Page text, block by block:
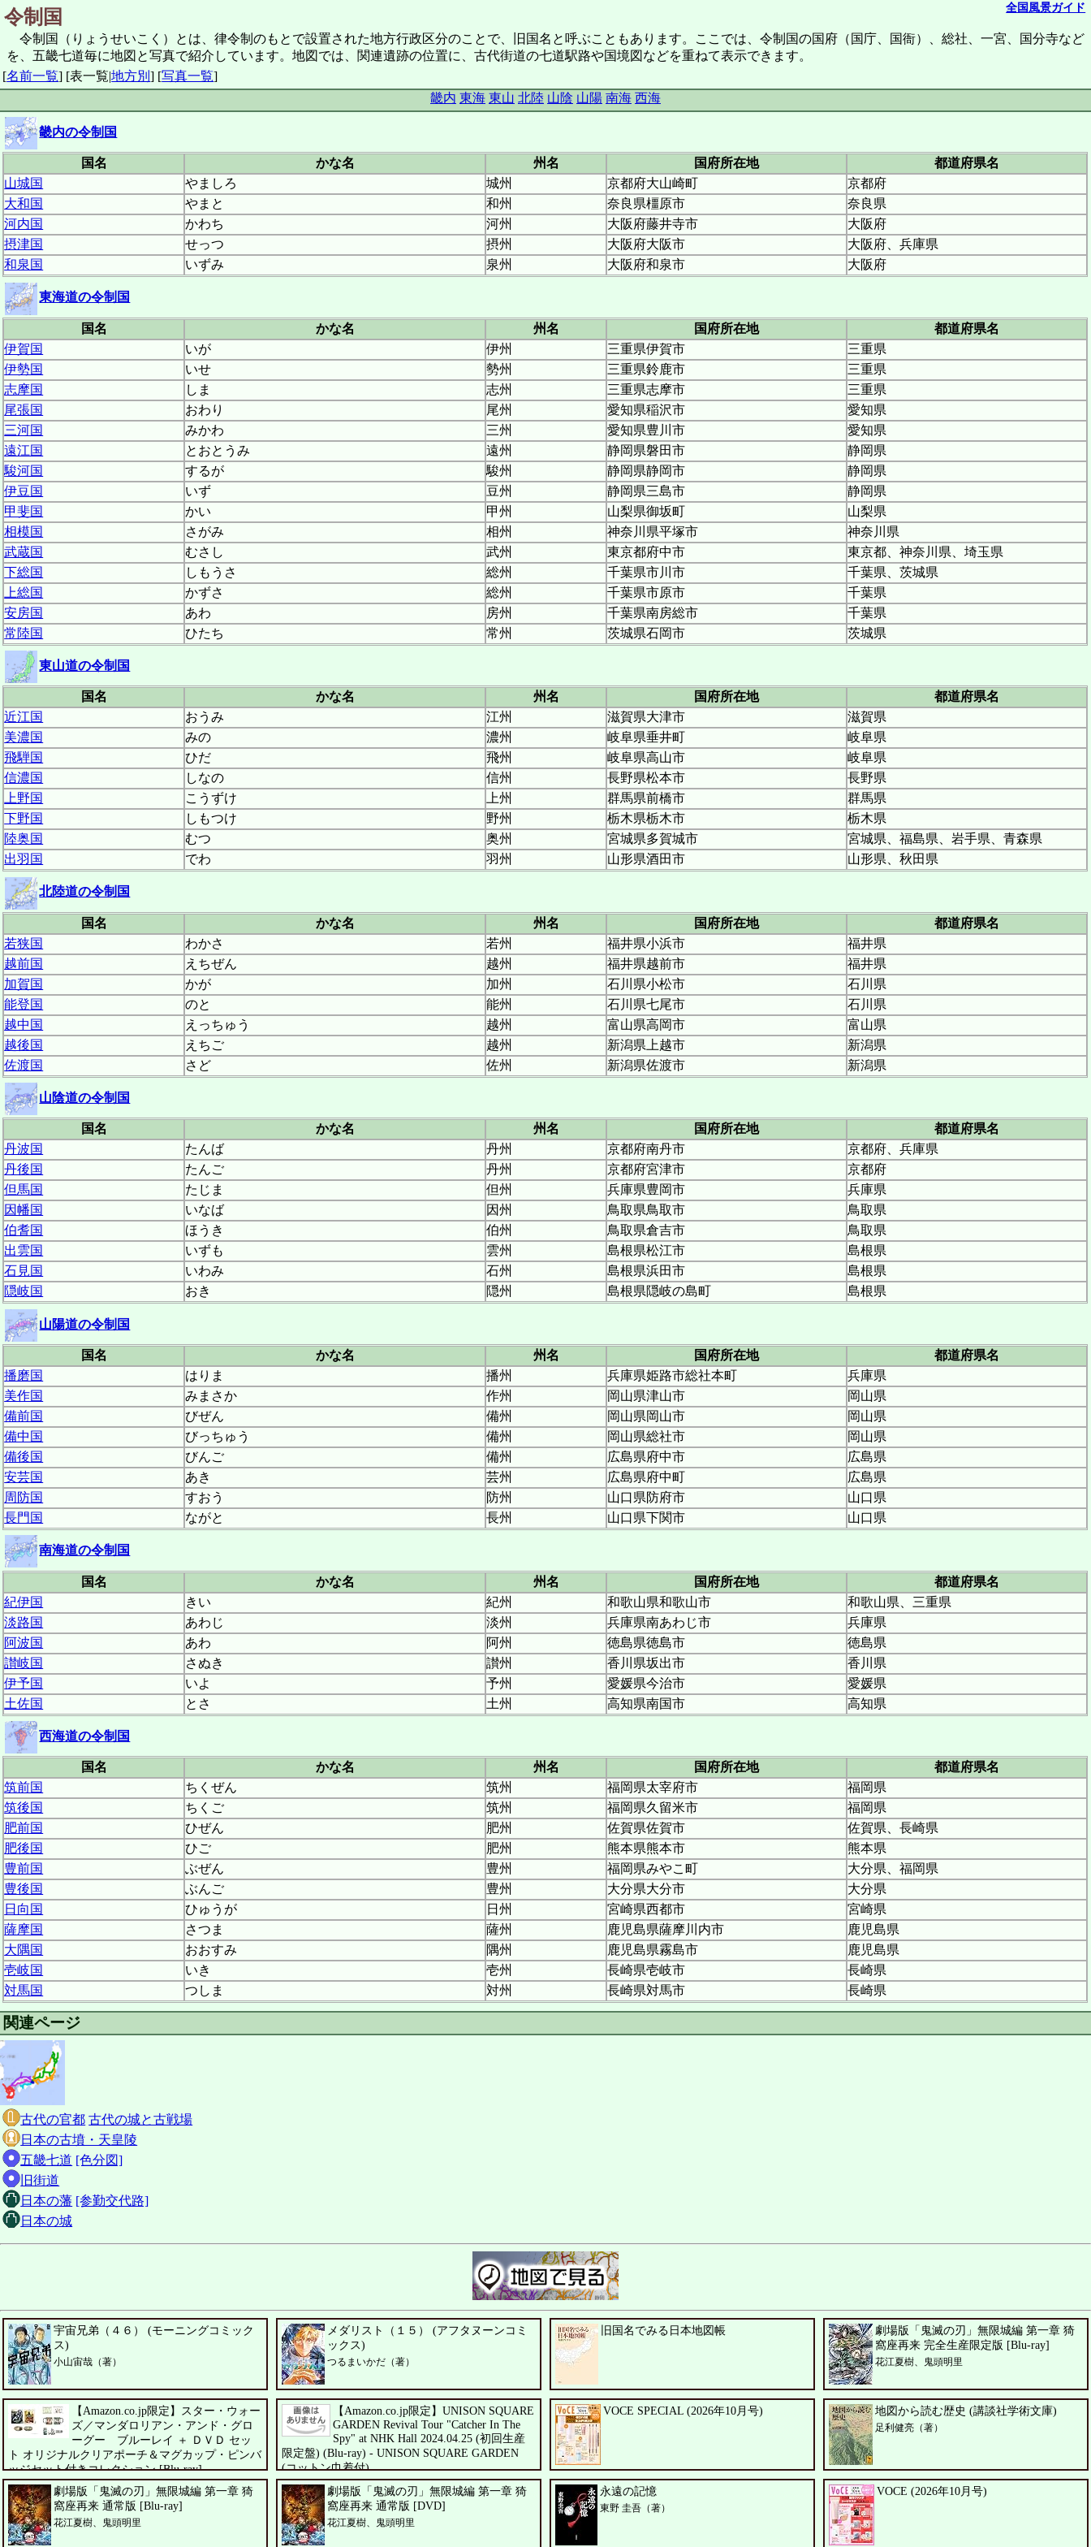
全国風景ガイド
令制国
令制国（りょうせいこく）とは、律令制のもとで設置された地方行政区分のことで、旧国名と呼ぶこともあります。ここでは、令制国の国府（国庁、国衙）、総社、一宮、国分寺など
を、五畿七道毎に地図と写真で紹介しています。地図では、関連遺跡の位置に、古代街道の七道駅路や国境図などを重ねて表示できます。
[名前一覧] [表一覧|地方別] [写真一覧]
畿内 東海 東山 北陸 山陰 山陽 南海 西海
畿内の令制国
国名 かな名 州名 国府所在地
都道府県名
山城国
やましろ 城州 京都府大山崎町
京都府
大和国
やまと 和州 奈良県橿原市
奈良県
河内国
かわち 河州 大阪府藤井寺市
大阪府
摂津国
せっつ 摂州 大阪府大阪市
大阪府、兵庫県
和泉国
いずみ 泉州 大阪府和泉市 大阪府
東海道の令制国
国名 かな名 州名 国府所在地
都道府県名
伊賀国
いが 伊州 三重県伊賀市
三重県
伊勢国
いせ 勢州 三重県鈴鹿市
三重県
志摩国
しま 志州 三重県志摩市
三重県
尾張国
おわり 尾州 愛知県稲沢市
愛知県
三河国
みかわ 三州 愛知県豊川市
愛知県
遠江国
とおとうみ 遠州 静岡県磐田市
静岡県
駿河国
するが 駿州 静岡県静岡市
静岡県
伊豆国
いず 豆州 静岡県三島市
静岡県
甲斐国
かい 甲州 山梨県御坂町
山梨県
相模国
さがみ 相州 神奈川県平塚市
神奈川県
武蔵国
むさし 武州 東京都府中市
東京都、神奈川県、埼玉県
下総国
しもうさ 総州 千葉県市川市
千葉県、茨城県
上総国
かずさ 総州 千葉県市原市
千葉県
安房国
あわ 房州 千葉県南房総市
千葉県
常陸国
ひたち 常州 茨城県石岡市 茨城県
東山道の令制国
国名 かな名 州名 国府所在地
都道府県名
近江国
おうみ 江州 滋賀県大津市
滋賀県
美濃国
みの 濃州 岐阜県垂井町
岐阜県
飛騨国
ひだ 飛州 岐阜県高山市
岐阜県
信濃国
しなの 信州 長野県松本市
長野県
上野国
こうずけ 上州 群馬県前橋市
群馬県
下野国
しもつけ 野州 栃木県栃木市
栃木県
陸奥国
むつ 奥州 宮城県多賀城市
宮城県、福島県、岩手県、青森県
出羽国
でわ 羽州 山形県酒田市 山形県、秋田県
北陸道の令制国
国名 かな名 州名 国府所在地
都道府県名
若狭国
わかさ 若州 福井県小浜市
福井県
越前国
えちぜん 越州 福井県越前市
福井県
加賀国
かが 加州 石川県小松市
石川県
能登国
のと 能州 石川県七尾市
石川県
越中国
えっちゅう 越州 富山県高岡市
富山県
越後国
えちご 越州 新潟県上越市
新潟県
佐渡国
さど 佐州 新潟県佐渡市 新潟県
山陰道の令制国
国名 かな名 州名 国府所在地
都道府県名
丹波国
たんば 丹州 京都府南丹市
京都府、兵庫県
丹後国
たんご 丹州 京都府宮津市
京都府
但馬国
たじま 但州 兵庫県豊岡市
兵庫県
因幡国
いなば 因州 鳥取県鳥取市
鳥取県
伯耆国
ほうき 伯州 鳥取県倉吉市
鳥取県
出雲国
いずも 雲州 島根県松江市
島根県
石見国
いわみ 石州 島根県浜田市
島根県
隠岐国
おき 隠州 島根県隠岐の島町 島根県
山陽道の令制国
国名 かな名 州名 国府所在地
都道府県名
播磨国
はりま 播州 兵庫県姫路市総社本町
兵庫県
美作国
みまさか 作州 岡山県津山市
岡山県
備前国
びぜん 備州 岡山県岡山市
岡山県
備中国
びっちゅう 備州 岡山県総社市
岡山県
備後国
びんご 備州 広島県府中市
広島県
安芸国
あき 芸州 広島県府中町
広島県
周防国
すおう 防州 山口県防府市
山口県
長門国
ながと 長州 山口県下関市 山口県
南海道の令制国
国名 かな名 州名 国府所在地
都道府県名
紀伊国
きい 紀州 和歌山県和歌山市
和歌山県、三重県
淡路国
あわじ 淡州 兵庫県南あわじ市
兵庫県
阿波国
あわ 阿州 徳島県徳島市
徳島県
讃岐国
さぬき 讃州 香川県坂出市
香川県
伊予国
いよ 予州 愛媛県今治市
愛媛県
土佐国
とさ 土州 高知県南国市 高知県
西海道の令制国
国名 かな名 州名 国府所在地
都道府県名
筑前国
ちくぜん 筑州 福岡県太宰府市
福岡県
筑後国
ちくご 筑州 福岡県久留米市
福岡県
肥前国
ひぜん 肥州 佐賀県佐賀市
佐賀県、長崎県
肥後国
ひご 肥州 熊本県熊本市
熊本県
豊前国
ぶぜん 豊州 福岡県みやこ町
大分県、福岡県
豊後国
ぶんご 豊州 大分県大分市
大分県
日向国
ひゅうが 日州 宮崎県西都市
宮崎県
薩摩国
さつま 薩州 鹿児島県薩摩川内市
鹿児島県
大隅国
おおすみ 隅州 鹿児島県霧島市
鹿児島県
壱岐国
いき 壱州 長崎県壱岐市
長崎県
対馬国
つしま 対州 長崎県対馬市 長崎県
関連ページ
古代の官都 古代の城と古戦場
日本の古墳・天皇陵
五畿七道 [色分図]
旧街道
日本の藩 [参勤交代路]
日本の城
宇宙兄弟（４６） (モーニングコミック
ス)
小山宙哉（著）
メダリスト（１５） (アフタヌーンコミ
ックス)
つるまいかだ（著）
旧国名でみる日本地図帳
劇場版「鬼滅の刃」無限城編 第一章 猗
窩座再来 完全生産限定版 [Blu-ray]
花江夏樹、鬼頭明里
【Amazon.co.jp限定】スター・ウォー
ズ／マンダロリアン・アンド・グロ
ーグー ブルーレイ ＋ ＤＶＤ セッ
ト オリジナルクリアポーチ＆マグカップ・ピンバ
ッジセット付きコレクション [Blu-ray]
ペドロ・パスカル、シガーニー・ウィーバー、ジェレミ
ー・アレン・ホワイト
【Amazon.co.jp限定】UNISON SQUARE
GARDEN Revival Tour "Catcher In The
Spy" at NHK Hall 2024.04.25 (初回生産
限定盤) (Blu-ray) - UNISON SQUARE GARDEN
(コットン巾着付)
UNISON SQUARE GARDEN
VOCE SPECIAL (2026年10月号) 地図から読む歴史 (講談社学術文庫)
足利健亮（著）
劇場版「鬼滅の刃」無限城編 第一章 猗
窩座再来 通常版 [Blu-ray]
花江夏樹、鬼頭明里
劇場版「鬼滅の刃」無限城編 第一章 猗
窩座再来 通常版 [DVD]
花江夏樹、鬼頭明里
永遠の記憶
東野 圭吾（著）
VOCE (2026年10月号)